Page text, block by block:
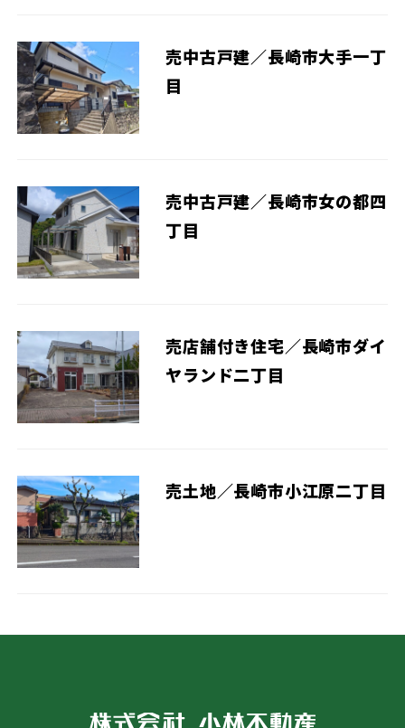
売中古戸建／長崎市大手一丁
目
売中古戸建／長崎市女の都四
丁目
売店舗付き住宅／長崎市ダイ
ヤランド二丁目
売土地／長崎市小江原二丁目